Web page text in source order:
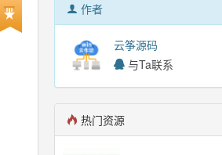
作者
云筝源码
与Ta联系
热门资源